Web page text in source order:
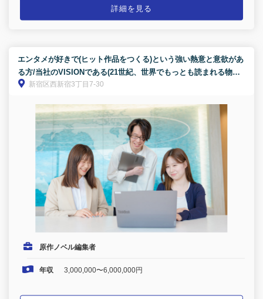
詳細を見る
エンタメが好きで(ヒット作品をつくる)という強い熱意と意欲があ
る方/当社のVISIONである(21世紀、世界でもっとも読まれる物語
を生み出す)に共感できる方
新宿区西新宿3丁目7-30
原作ノベル編集者
年収 3,000,000〜6,000,000円